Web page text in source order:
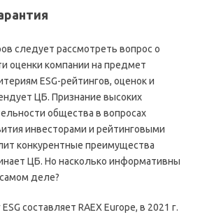
следует рассмотреть вопрос о
оценки компании на предмет
ESG-рейтингов, оценок и
ЦБ. Признание высоких
общества в вопросах
инвесторами и рейтинговыми
конкурентные преимущества
ЦБ. Но насколько информативны
деле?
составляет RAEX Europe, в 2021 г.